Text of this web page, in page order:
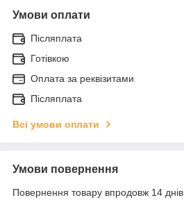
Умови оплати
Післяплата
Готівкою
Оплата за реквізитами
Післяплата
Всі умови оплати
Умови повернення
Повернення товару впродовж 14